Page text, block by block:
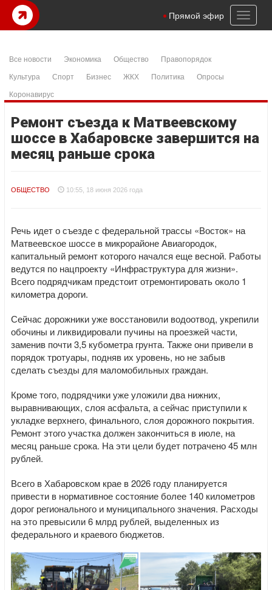
Toggle
Прямой эфир
Все новости Экономика Общество
Правопорядок
Культура
Спорт Бизнес ЖКХ Политика
Опросы
Коронавирус
Ремонт съезда к Матвеевскому
шоссе в Хабаровске завершится на
месяц раньше срока
ОБЩЕСТВО 10:55, 18 июня 2026 года
Речь идет о съезде с федеральной трассы «Восток» на
Матвеевское шоссе в микрорайоне Авиагородок,
капитальный ремонт которого начался еще весной. Работы
ведутся по нацпроекту «Инфраструктура для жизни».
Всего подрядчикам предстоит отремонтировать около 1
километра дороги.
Сейчас дорожники уже восстановили водоотвод, укрепили
обочины и ликвидировали пучины на проезжей части,
заменив почти 3,5 кубометра грунта. Также они привели в
порядок тротуары, подняв их уровень, но не забыв
сделать съезды для маломобильных граждан.
Кроме того, подрядчики уже уложили два нижних,
выравнивающих, слоя асфальта, а сейчас приступили к
укладке верхнего, финального, слоя дорожного покрытия.
Ремонт этого участка должен закончиться в июле, на
месяц раньше срока. На эти цели будет потрачено 45 млн
рублей.
Всего в Хабаровском крае в 2026 году планируется
привести в нормативное состояние более 140 километров
дорог регионального и муниципального значения. Расходы
на это превысили 6 млрд рублей, выделенных из
федерального и краевого бюджетов.